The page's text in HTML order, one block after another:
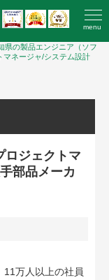
menu
県の製品エンジニア（ソフ
マネージャ/システム設計
ロジェクトマ
部品メーカ
万人以上の社員